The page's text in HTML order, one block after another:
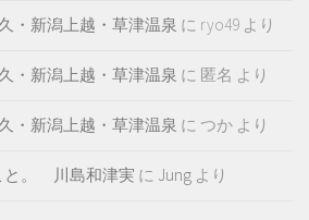
・新潟上越・草津温泉 に ryo49 より
・新潟上越・草津温泉 に 匿名 より
・新潟上越・草津温泉 に つか より
と。 川島和津実 に Jung より